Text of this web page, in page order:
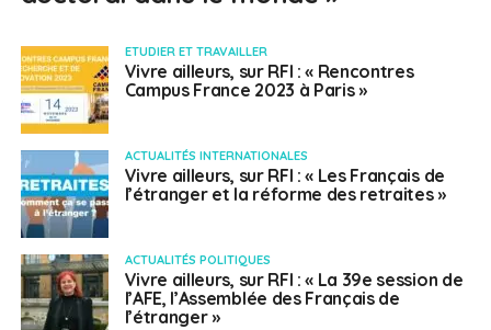
ETUDIER ET TRAVAILLER
Vivre ailleurs, sur RFI : « Rencontres
Campus France 2023 à Paris »
ACTUALITÉS INTERNATIONALES
Vivre ailleurs, sur RFI : « Les Français de
l’étranger et la réforme des retraites »
ACTUALITÉS POLITIQUES
Vivre ailleurs, sur RFI : « La 39e session de
l’AFE, l’Assemblée des Français de
l’étranger »